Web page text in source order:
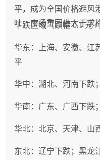
平，成为全国价格避风
吐，市场重回供大于求
下跌区域（跌幅 0.1 元 /
华东：上海、安徽、江
平
华中：湖北、河南下跌
华南：广东、广西下跌
华北：北京、天津、山
东北：辽宁下跌；黑龙